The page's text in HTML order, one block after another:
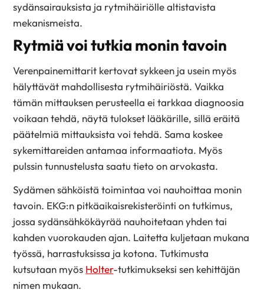
sydänsairauksista ja rytmihäiriölle altistavista
mekanismeista.
Rytmiä voi tutkia monin tavoin
Verenpainemittarit kertovat sykkeen ja usein myös
hälyttävät mahdollisesta rytmihäiriöstä. Vaikka
tämän mittauksen perusteella ei tarkkaa diagnoosia
voikaan tehdä, näytä tulokset lääkärille, sillä eräitä
päätelmiä mittauksista voi tehdä. Sama koskee
sykemittareiden antamaa informaatiota. Myös
pulssin tunnustelusta saatu tieto on arvokasta.
Sydämen sähköistä toimintaa voi nauhoittaa monin
tavoin. EKG:n pitkäaikaisrekisteröinti on tutkimus,
jossa sydänsähkökäyrää nauhoitetaan yhden tai
kahden vuorokauden ajan. Laitetta kuljetaan mukana
työssä, harrastuksissa ja kotona. Tutkimusta
kutsutaan myös Holter-tutkimukseksi sen kehittäjän
nimen mukaan.